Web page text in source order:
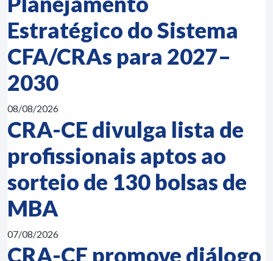
Estratégico do Sistema
CFA/CRAs para 2027–
2030
08/08/2026
CRA-CE divulga lista de
profissionais aptos ao
sorteio de 130 bolsas de
MBA
07/08/2026
CRA-CE promove diálogo